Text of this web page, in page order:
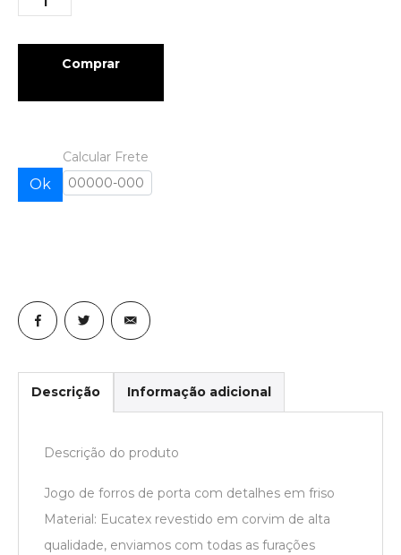
Comprar
Calcular Frete
Ok
Descrição Informação adicional
Descrição do produto
Jogo de forros de porta com detalhes em friso
Material: Eucatex revestido em corvim de alta
qualidade, enviamos com todas as furações